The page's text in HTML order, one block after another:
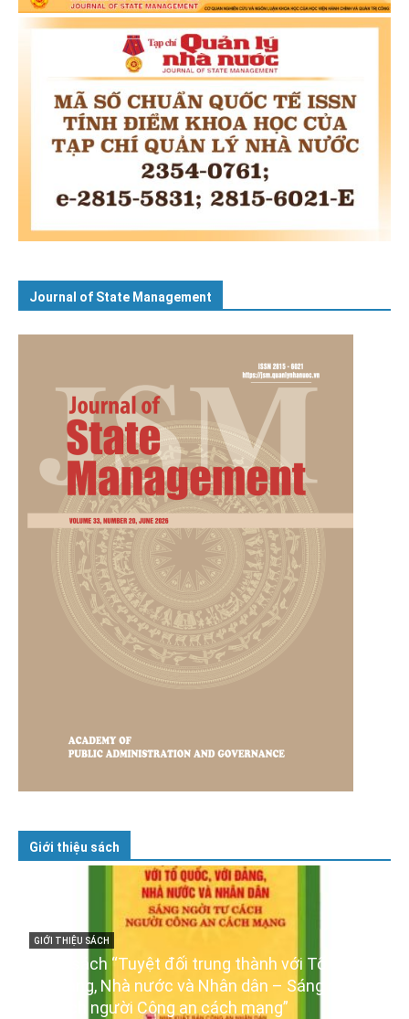
Journal of State Management
Giới thiệu sách
GIỚI THIỆU SÁCH
Ra mắt ba cuốn sách ảnh chào mừng Đại hội
XIV của Đảng